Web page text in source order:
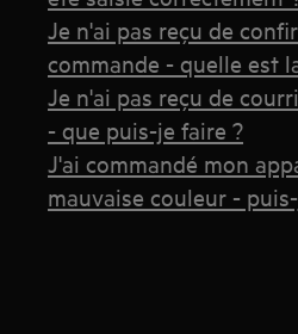
Je n'ai pas reçu de
commande - quelle est
Je n'ai pas reçu de
- que puis-je faire ?
J'ai commandé mon
mauvaise couleur -